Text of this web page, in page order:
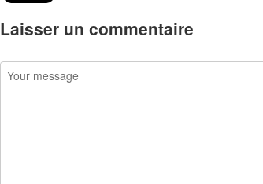
Laisser un commentaire